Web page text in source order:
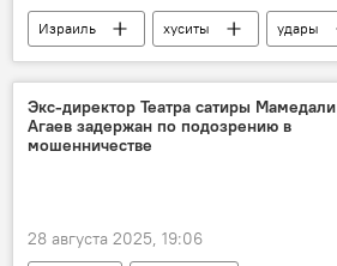
Израиль хуситы
удары
Йемен
В мире
Экс-директор Театра сатиры Мамедали
Агаев задержан по подозрению в
мошенничестве
28 августа 2025, 19:06